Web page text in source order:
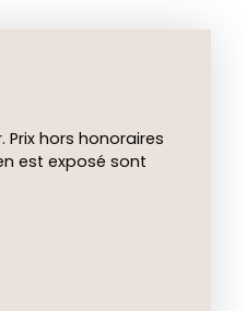
Prix hors honoraires
est exposé sont